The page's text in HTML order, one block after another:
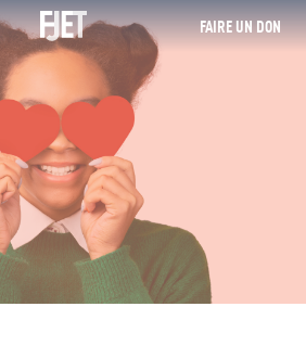
FAIRE UN DON